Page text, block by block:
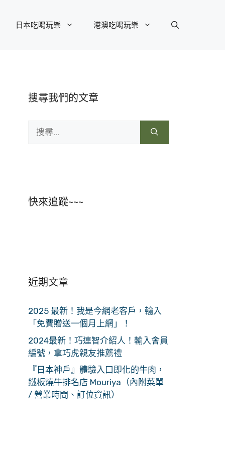
日本吃喝玩樂 港澳吃喝玩樂
搜尋我們的文章
尋:
快來追蹤~~~
近期文章
2025 最新！我是今網老客戶，輸入
「免費贈送一個月上網」！
2024最新！巧連智介紹人！輸入會員
編號，拿巧虎親友推薦禮
『日本神戶』體驗入口即化的牛肉，
鐵板燒牛排名店 Mouriya（內附菜單
/ 營業時間、訂位資訊）